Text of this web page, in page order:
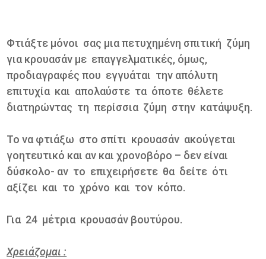
Φτιάξτε μόνοι σας μια πετυχημένη σπιτική ζύμη
για κρουασάν με επαγγελματικές, όμως,
προδιαγραφές που εγγυάται την απόλυτη
επιτυχία και απολαύστε τα όποτε θέλετε
διατηρώντας τη περίσσια ζύμη στην κατάψυξη.
Το να φτιάξω στο σπίτι κρουασάν ακούγεται
γοητευτικό και αν και χρονοβόρο – δεν είναι
δύσκολο- αν το επιχειρήσετε θα δείτε ότι
αξίζει και το χρόνο και τον κόπο.
Για 24 μέτρια κρουασάν βουτύρου.
Χρειάζομαι :